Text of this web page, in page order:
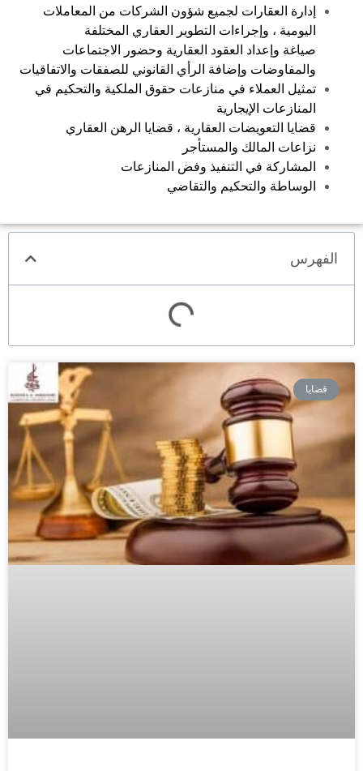
إدارة العقارات لجميع شؤون الشركات من المعاملات
اليومية ، وإجراءات التطوير العقاري المختلفة
صياغة وإعداد العقود العقارية وحضور الاجتماعات
والمفاوضات وإضافة الرأي القانوني للصفقات والاتفاقيات
تمثيل العملاء في منازعات حقوق الملكية والتحكيم في
المنازعات الإيجارية
قضايا التعويضات العقارية ، قضايا الرهن العقاري
نزاعات المالك والمستأجر
المشاركة في التنفيذ وفض المنازعات
الوساطة والتحكيم والتقاضي
الفهرس
قضايا